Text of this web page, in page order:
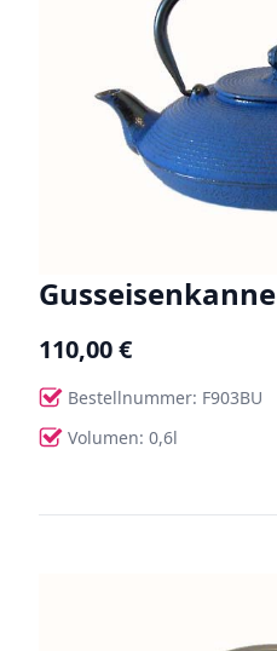
Gusseisenkanne
110,00 €
Bestellnummer: F903BU
Volumen: 0,6l